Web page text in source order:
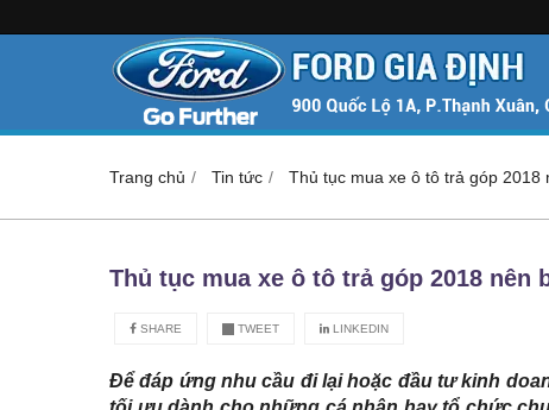
Trang chủ Tin tức Thủ tục mua xe ô tô trả góp
Thủ tục mua xe ô tô trả góp 2018
SHARE TWEET LINKEDIN
Để đáp ứng nhu cầu đi lại hoặc đầu tư kinh